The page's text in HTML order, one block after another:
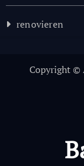
renovieren
Copyright ©